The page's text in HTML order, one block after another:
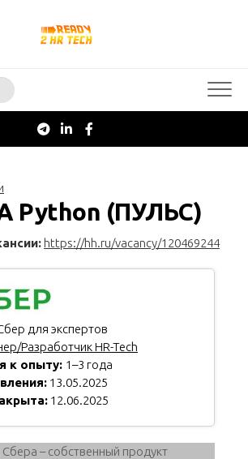
Python (ПУЛЬС)
https://hh.ru/vacancy/120469244
для экспертов
Разработчик HR-Tech
к опыту: 1–3 года
13.05.2025
12.06.2025
– собственный продукт